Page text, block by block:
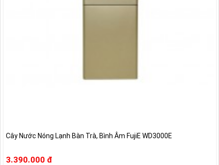
Cây Nước Nóng Lạnh Bàn Trà, Bình Âm FujiE WD3000E
3.390.000 đ